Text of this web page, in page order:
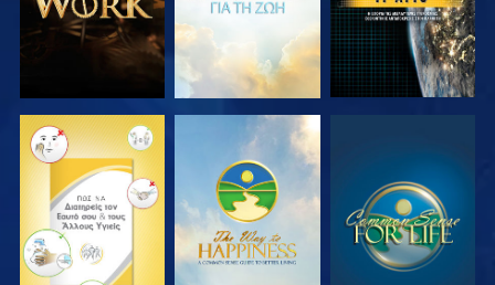
ΠΑΡΑΚΟΛΟΥΘΗΣΤΕ ΠΑΡΑΚΟΛΟΥΘΗΣΤΕ ΠΑΡΑΚΟΛΟΥΘΗΣΤΕ